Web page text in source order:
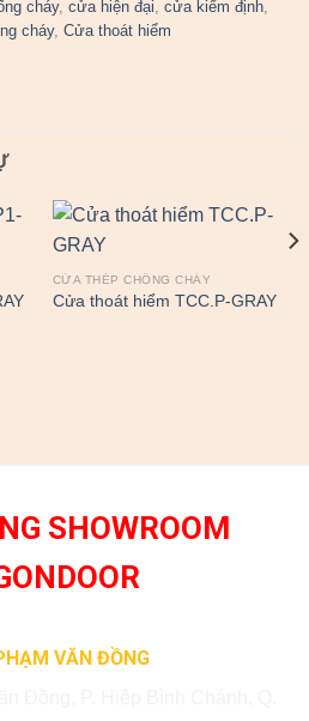
cháy, cửa hiện đại, cửa kiểm định,
cháy, Cửa thoát hiểm
CỬA THÉP CHỐNG CHÁY
Cửa thoát hiểm TCC.P-GRAY
SHOWROOM
VĂN ĐỒNG